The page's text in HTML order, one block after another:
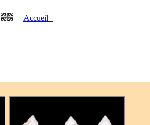
Accueil